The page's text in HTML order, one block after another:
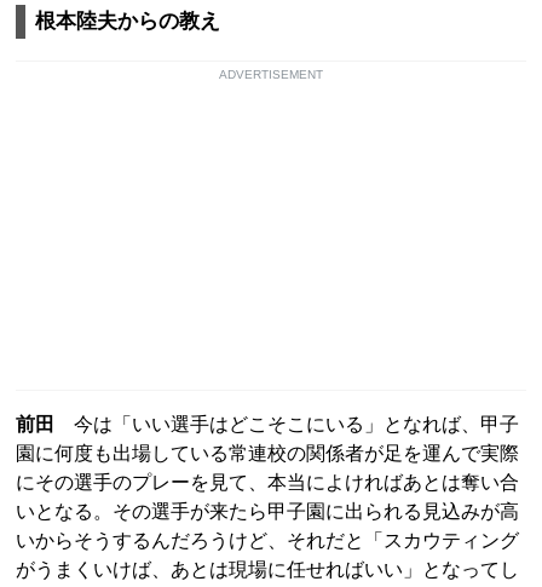
根本陸夫からの教え
ADVERTISEMENT
前田
今は「いい選手はどこそこにいる」となれば、甲子
園に何度も出場している常連校の関係者が足を運んで実際
にその選手のプレーを見て、本当によければあとは奪い合
いとなる。その選手が来たら甲子園に出られる見込みが高
いからそうするんだろうけど、それだと「スカウティング
がうまくいけば、あとは現場に任せればいい」となってし